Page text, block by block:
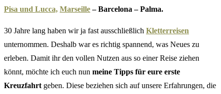
Pisa und Lucca, Marseille– Barcelona – Palma.
30 Jahre lang haben wir ja fast ausschließlich Kletterreisen
unternommen. Deshalb war es richtig spannend, was Neues zu
erleben. Damit ihr den vollen Nutzen aus so einer Reise ziehen
könnt, möchte ich euch nun meine Tipps für eure erste
Kreuzfahrt geben. Diese beziehen sich auf unsere Erfahrungen, die